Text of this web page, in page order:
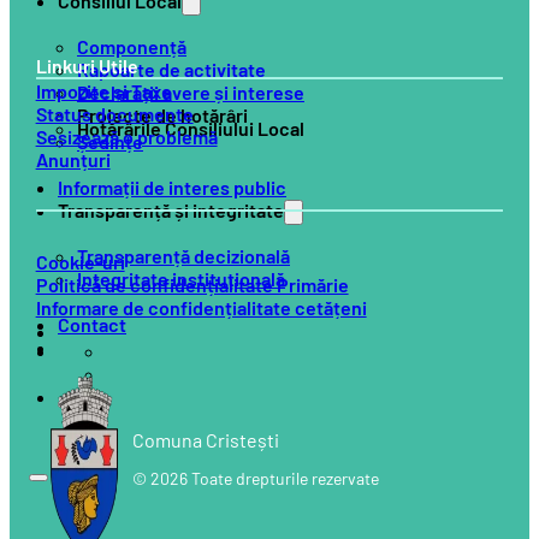
Componență
Rapoarte de activitate
Declarații avere și interese
Proiecte de hotărâri
Hotărârile Consiliului Local
Ședințe
Informații de interes public
Transparență și integritate
Transparență decizională
Integritate instituțională
Contact
Linkuri Utile
Impozite și Taxe
Status documente
Sesizează o problemă
Anunțuri
Comuna Cristești
© 2026 Toate drepturile rezervate
Cookie-uri
Politică de confidențialitate Primărie
Informare de confidențialitate cetățeni